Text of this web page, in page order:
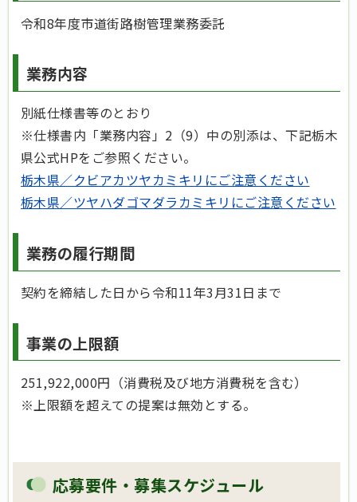
令和8年度市道街路樹管理業務委託
業務内容
別紙仕様書等のとおり
※仕様書内「業務内容」2（9）中の別添は、下記栃木
県公式HPをご参照ください。
栃木県／クビアカツヤカミキリにご注意ください
栃木県／ツヤハダゴマダラカミキリにご注意ください
業務の履行期間
契約を締結した日から令和11年3月31日まで
事業の上限額
251,922,000円（消費税及び地方消費税を含む）
※上限額を超えての提案は無効とする。
応募要件・募集スケジュール